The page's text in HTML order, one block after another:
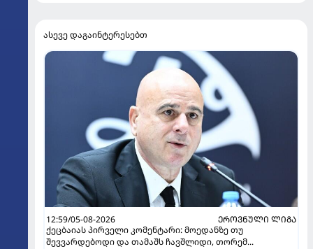
ასევე დაგაინტერესებთ
12:59/05-08-2026
ᲔᲠᲝᲕᲜᲣᲚᲘ ᲚᲘᲒᲐ
ქეცბაიას პირველი კომენტარი: მოედანზე თუ
შევვარდებოდი და თამაშს ჩავშლიდი, თორემ...